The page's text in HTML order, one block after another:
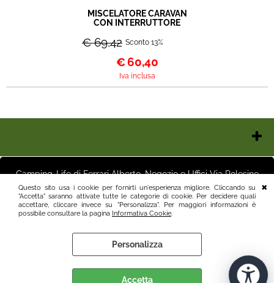
Questo sito usa i cookie per fornirti un'esperienza migliore. Cliccando su
"Accetta" saranno attivate tutte le categorie di cookie. Per decidere quali
accettare, cliccare invece su "Personalizza". Per maggiori informazioni è
possibile consultare la pagina Informativa Cookie.
Personalizza
Accetta
MISCELATORE CARAVAN
CON INTERRUTTORE
€ 69,42 Sconto 13%
€60,40
Iva inclusa
Spedizioni
Recesso e Condizioni
Camping-Life di Ferrari Alberto, Negozio e Uffici Via Polesine
16 25125 Brescia (BS) Magazzino Via Friuli 3 25125 Brescia (BS)
Italia P.I.03411250982 info@camping-life.it tel.3887818400
Informativa Cookie Preferenze cookie